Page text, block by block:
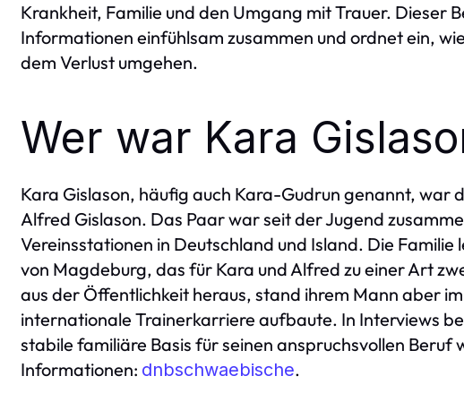
Krankheit, Familie und den Umgang mit Trauer. Dieser
Informationen einfühlsam zusammen und ordnet ein,
dem Verlust umgehen.
Wer war Kara
Kara Gislason, häufig auch Kara-Gudrun genannt, war
Alfred Gislason. Das Paar war seit der Jugend
Vereinsstationen in Deutschland und Island. Die
von Magdeburg, das für Kara und Alfred zu einer Art
aus der Öffentlichkeit heraus, stand ihrem Mann aber
internationale Trainerkarriere aufbaute. In Interviews
stabile familiäre Basis für seinen anspruchsvollen Beruf
Informationen: dnbschwaebische.